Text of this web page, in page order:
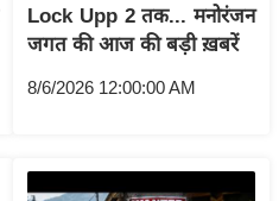
Lock Upp 2 तक... मनोरंजन
जगत की आज की बड़ी ख़बरें
8/6/2026 12:00:00 AM